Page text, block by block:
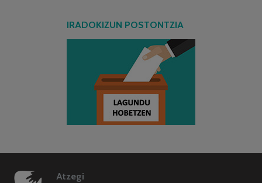
IRADOKIZUN POSTONTZIA
Atzegi